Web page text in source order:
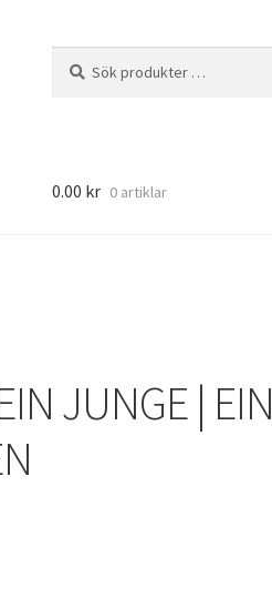
efter:
0.00 kr 0 artiklar
JUNGE | EIN